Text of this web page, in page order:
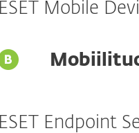
ESET Mobile
ESET Endpoint